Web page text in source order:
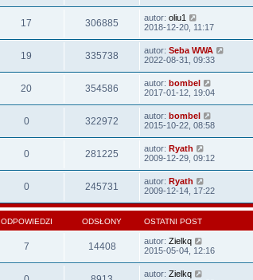
17 306885 autor: oliu1
2018-12-20, 11:17
19 335738 autor: Seba WWA
2022-08-31, 09:33
20 354586 autor: bombel
2017-01-12, 19:04
0 322972 autor: bombel
2015-10-22, 08:58
0 281225 autor: Ryath
2009-12-29, 09:12
0 245731 autor: Ryath
2009-12-14, 17:22
ODPOWIEDZI ODSŁONY OSTATNI POST
7 14408 autor: Zielkq
2015-05-04, 12:16
autor: Zielkq